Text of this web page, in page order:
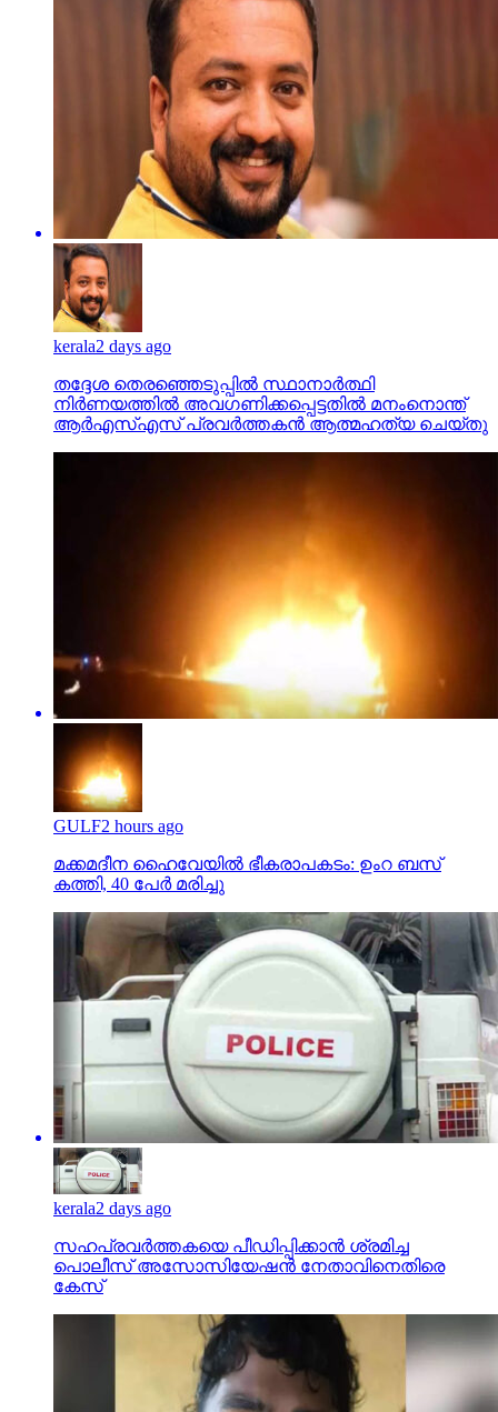
kerala2 days ago
തദ്ദേശ തെരഞ്ഞെടുപ്പില്‍ സ്ഥാനാര്‍ത്ഥി
നിര്‍ണയത്തില്‍ അവഗണിക്കപ്പെട്ടതില്‍ മനംനൊന്ത്
ആര്‍എസ്എസ് പ്രവര്‍ത്തകന്‍ ആത്മഹത്യ ചെയ്തു
GULF2 hours ago
മക്കമദീന ഹൈവേയില്‍ ഭീകരാപകടം: ഉംറ ബസ്
കത്തി, 40 പേര്‍ മരിച്ചു
kerala2 days ago
സഹപ്രവര്‍ത്തകയെ പീഡിപ്പിക്കാന്‍ ശ്രമിച്ച
പൊലീസ് അസോസിയേഷന്‍ നേതാവിനെതിരെ
കേസ്